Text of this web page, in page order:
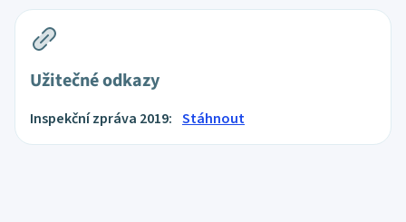
Užitečné odkazy
Inspekční zpráva 2019: Stáhnout